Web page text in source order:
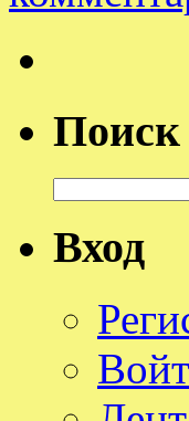
Поиск
Вход